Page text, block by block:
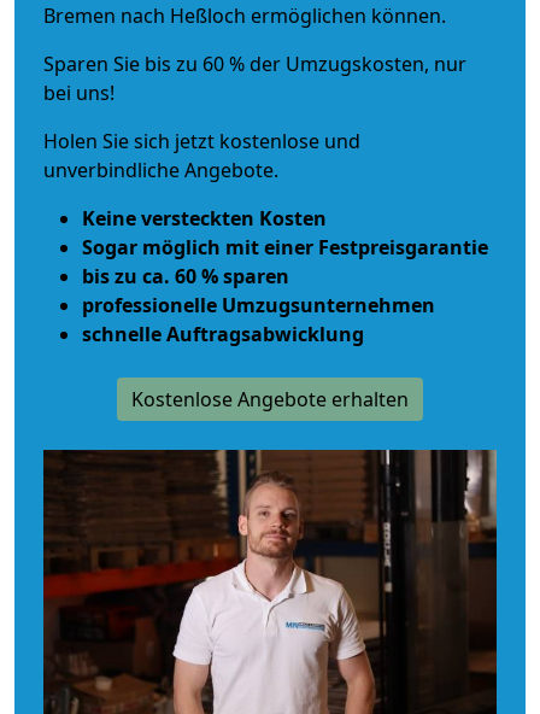
Bremen nach Heßloch ermöglichen können.
Sparen Sie bis zu 60 % der Umzugskosten, nur
bei uns!
Holen Sie sich jetzt kostenlose und
unverbindliche Angebote.
Keine versteckten Kosten
Sogar möglich mit einer Festpreisgarantie
bis zu ca. 60 % sparen
professionelle Umzugsunternehmen
schnelle Auftragsabwicklung
Kostenlose Angebote erhalten